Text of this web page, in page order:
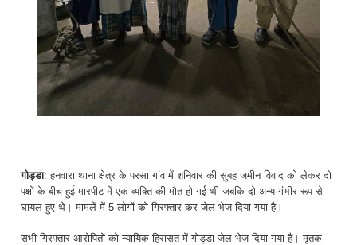
गोड्डा: हनवारा थाना क्षेत्र के परसा गांव में शनिवार की सुबह जमीन विवाद को लेकर दो
पक्षों के बीच हुई मारपीट में एक व्यक्ति की मौत हो गई थी जबकि दो अन्य गंभीर रूप से
घायल हुए थे। मामलें में 5 लोगों को गिरफ्तार कर जेल भेज दिया गया है।
सभी गिरफ्तार आरोपितों को न्यायिक हिरासत में गोड्डा जेल भेज दिया गया है। मृतक